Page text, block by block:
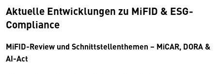
Aktuelle Entwicklungen zu MiFID & ESG-
Compliance
MiFID-Review und Schnittstellenthemen – MiCAR, DORA &
AI-Act